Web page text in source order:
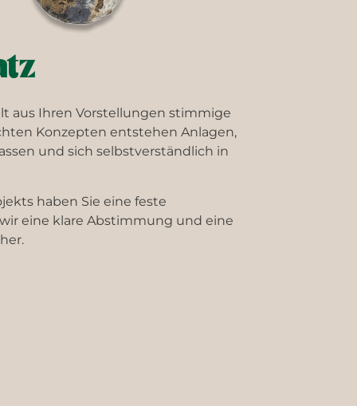
aus Ihren Vorstellungen stimmige
Konzepten entstehen Anlagen,
und sich selbstverständlich in
haben Sie eine feste
eine klare Abstimmung und eine